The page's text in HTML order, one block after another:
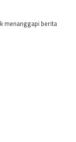
menanggapi berita